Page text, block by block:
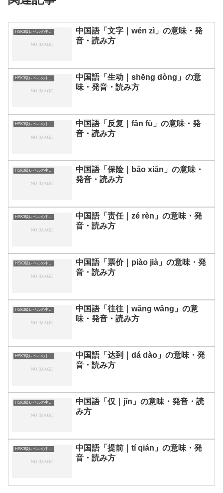
中国語「文字｜wén zì」の意味・発
音・読み方
中国語「生动｜shēng dòng」の意
味・発音・読み方
HSK3級レベルの中国語
中国語「反复｜fǎn fù」の意味・発
音・読み方
HSK3級レベルの中国語
中国語「保险｜bǎo xiǎn」の意味・
発音・読み方
HSK3級レベルの中国語
中国語「责任｜zé rèn」の意味・発
音・読み方
HSK3級レベルの中国語
中国語「票价｜piào jià」の意味・発
音・読み方
HSK3級レベルの中国語
中国語「往往｜wǎng wǎng」の意
味・発音・読み方
HSK3級レベルの中国語
中国語「达到｜dá dào」の意味・発
音・読み方
中国語「仅｜jǐn」の意味・発音・読
み方
中国語「提前｜tí qián」の意味・発
音・読み方